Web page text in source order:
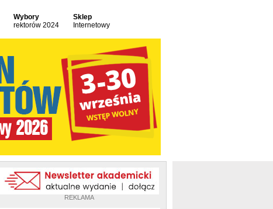
Wybory
rektorów 2024
Sklep
Internetowy
REKLAMA